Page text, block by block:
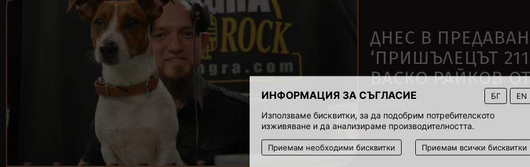
ИНФОРМАЦИЯ ЗА СЪГЛАСИЕ БГ EN
Използваме бисквитки, за да подобрим потребителското
изживяване и да анализираме производителността.
Приемам необходими бисквитки Приемам всички бисквитки
ДНЕС В
‘ПРИШЪЛЕЦЪТ
ВАСКО РАЙКОВ ОТ
00:01